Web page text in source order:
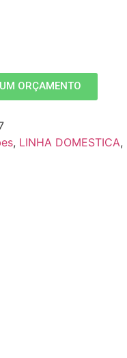
ORÇAMENTO
, LINHA DOMESTICA,